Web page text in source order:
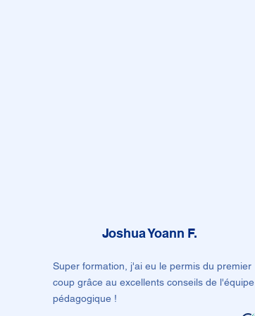
Joshua Yoann F.
Super formation, j'ai eu le permis du premier
coup grâce au excellents conseils de l'équipe
pédagogique !